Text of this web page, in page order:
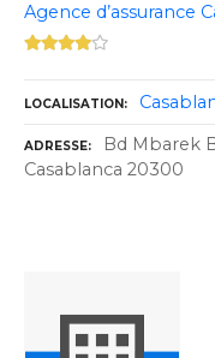
Agence d’assurance
LOCALISATION
ADRESSE
Bd Mbarek
Casablanca 20300